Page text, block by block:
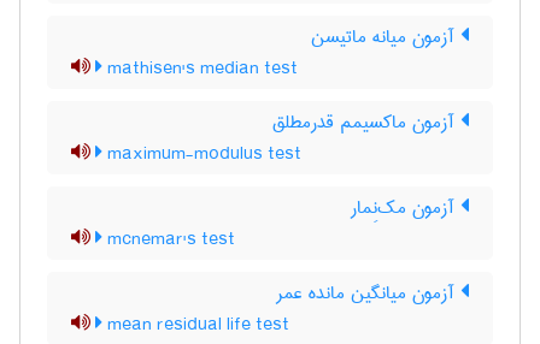
آزمون میانه ماتیسن
mathisen's median test
آزمون ماکسیمم قدرمطلق
maximum-modulus test
آزمون مک‌نِمار
mcnemar's test
آزمون میانگین مانده عمر
mean residual life test